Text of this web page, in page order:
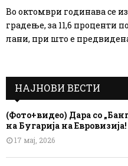
Во октомври годинава се
градење, за 11,6 проценти
лани, при што е
НАЈНОВИ ВЕСТИ
(Фото+видео) Дара со
на Бугарија на Евровизија!
17 мај, 2026